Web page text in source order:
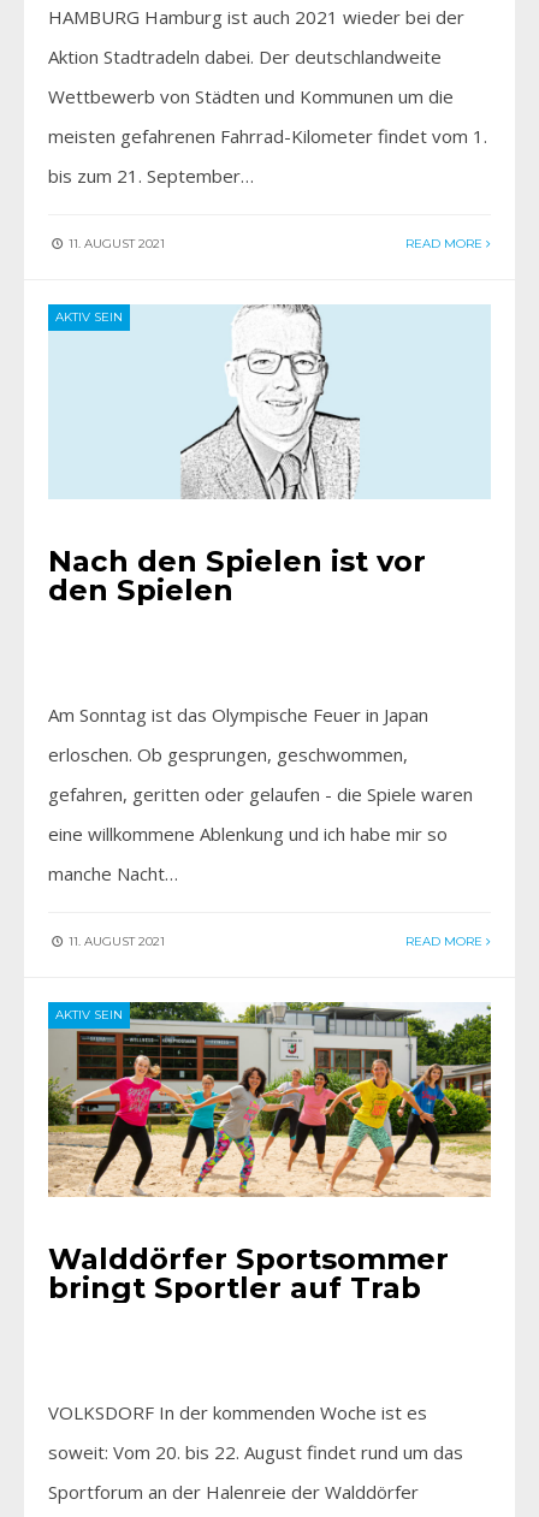
HAMBURG Hamburg ist auch 2021 wieder bei der
Aktion Stadtradeln dabei. Der deutschlandweite
Wettbewerb von Städten und Kommunen um die
meisten gefahrenen Fahrrad-Kilometer findet vom 1.
bis zum 21. September…
11. AUGUST 2021 READ MORE
AKTIV SEIN
Nach den Spielen ist vor
den Spielen
Am Sonntag ist das Olympische Feuer in Japan
erloschen. Ob gesprungen, geschwommen,
gefahren, geritten oder gelaufen - die Spiele waren
eine willkommene Ablenkung und ich habe mir so
manche Nacht…
11. AUGUST 2021 READ MORE
AKTIV SEIN
Walddörfer Sportsommer
bringt Sportler auf Trab
VOLKSDORF In der kommenden Woche ist es
soweit: Vom 20. bis 22. August findet rund um das
Sportforum an der Halenreie der Walddörfer